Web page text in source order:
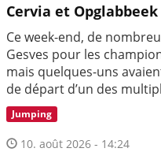
Cervia et Opglabbeek
Ce week-end, de
Gesves pour les
mais quelques-uns
de départ d’un des
Jumping
10. août 2026 - 14:24